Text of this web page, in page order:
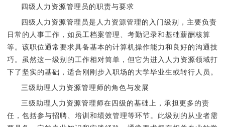
四级人力资源管理员的职责与要求
四级人力资源管理员是人力资源管理的入门级别，主要负责
日常的人事工作，如员工档案管理、考勤记录和基础薪酬核算
等。该职位通常要求具备基本的计算机操作能力和良好的沟通技
巧。虽然这一级别的工作相对简单，但它为进入人力资源领域打
下了坚实的基础，适合刚刚步入职场的大学毕业生或转行人员。
三级助理人力资源管理师的角色与发展
三级助理人力资源管理师在四级的基础上，承担更多的责
任，包括参与招聘、培训和绩效管理等环节。此级别的从业者需